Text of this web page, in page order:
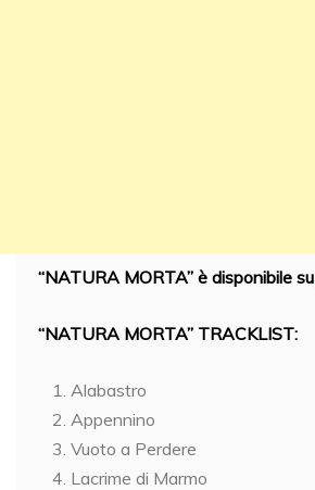
“NATURA MORTA” è disponibile su
“NATURA MORTA” TRACKLIST:
Alabastro
Appennino
Vuoto a Perdere
Lacrime di Marmo